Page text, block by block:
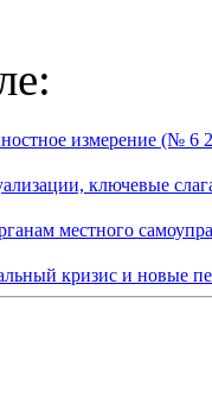
измерение (№ 6
ключевые
местного
кризис и новые